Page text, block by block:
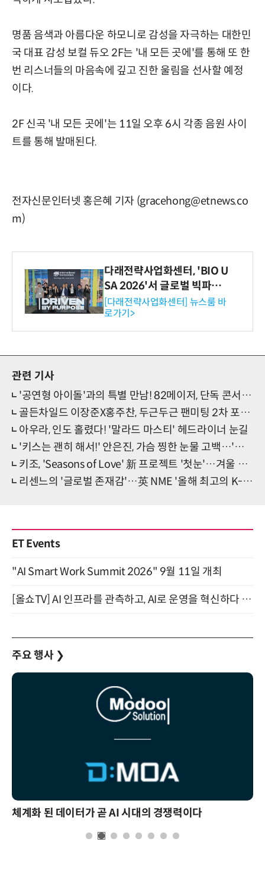
명품 음색과 아름다운 하모니로 감성을 자극하는 대한민
국 대표 감성 보컬 듀오 2F는 '내 모든 곳에'를 통해 또 한
번 리스너들의 마음속에 깊고 진한 울림을 선사할 예정
이다.
2F 신곡 '내 모든 곳에'는 11일 오후 6시 각종 음원 사이
트를 통해 발매된다.
전자신문인터넷 홍은혜 기자 (gracehong@etnews.co
m)
다래전략사업화센터, 'BIO U
SA 2026'서 글로벌 빅파마
와의 비즈니스 미팅 지원…K
-바이오 해외 진출 교두보 확
보
[다래전략사업화센터] 뉴스룸 바
로가기>
관련 기사
'공연형 아이돌'과의 특별 만남! 82메이저, 단독 콘서트 '비범' 예고
골든차일드 이장준X홍주찬, 두근두근 팬미팅 2차 포스터 공개
아우라, 인도 홀렸다! '말라드 마스티' 헤드라이너 눈길
'키스는 괜히 해서!' 안은진, 가슴 찡한 눈물 고백…'감정 폭발'
키조, 'Seasons of Love' 新 프로젝트 '첫눈'…겨울 감성 저격
리센느의 '글로벌 존재감'…英 NME '올해 최고의 K-팝' 선정
ET Events
"AI Smart Work Summit 2026" 9월 11일 개최
[올쇼TV] AI 인프라를 관측하고, AI로 운영을 혁신하다 (8월 11일 생방송)
주요 행사 ❯
체계화 된 데이터가 곧 AI 시대의 경쟁력이다